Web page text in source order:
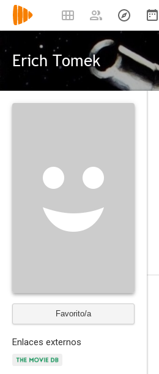
Erich Tomek
Favorito/a
Enlaces externos